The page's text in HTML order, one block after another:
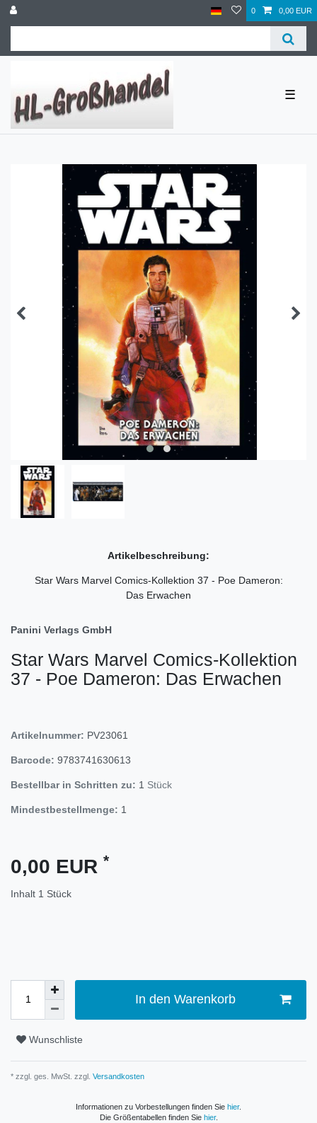
0 0,00 EUR
☰
Artikelbeschreibung:
Star Wars Marvel Comics-Kollektion 37 - Poe Dameron:
Das Erwachen
Panini Verlags GmbH
Star Wars Marvel Comics-Kollektion
37 - Poe Dameron: Das Erwachen
Artikelnummer: PV23061
Barcode: 9783741630613
Bestellbar in Schritten zu: 1 Stück
Mindestbestellmenge: 1
0,00 EUR *
Inhalt 1 Stück
In den Warenkorb
Wunschliste
* zzgl. ges. MwSt. zzgl. Versandkosten
Informationen zu Vorbestellungen finden Sie hier.
Die Größentabellen finden Sie hier.